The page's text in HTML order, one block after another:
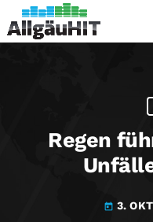
Regen
today 3.